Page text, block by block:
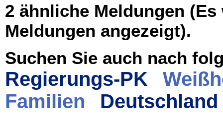
2 ähnliche Meldungen
Meldungen angezeigt).
Suchen Sie auch nach
Regierungs-PK
Familien
Deutschland